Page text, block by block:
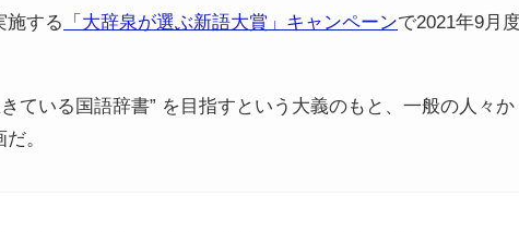
施する 「大辞泉が選ぶ新語大賞」キャンペーンで2021年9月
ている国語辞書” を目指すという大義のもと、一般の人々か
。